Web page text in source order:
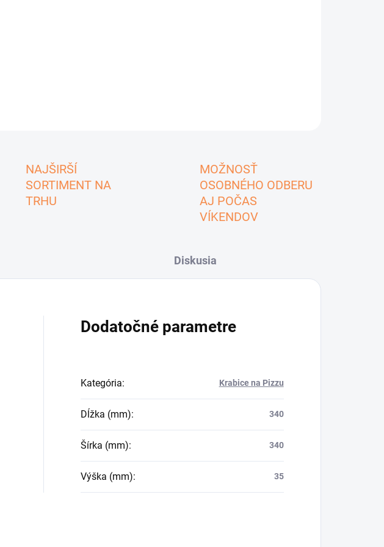
NAJŠIRŠÍ
SORTIMENT NA
TRHU
MOŽNOSŤ
OSOBNÉHO ODBERU
AJ POČAS
VÍKENDOV
Diskusia
Dodatočné parametre
Kategória: Krabice na Pizzu
Dĺžka (mm): 340
Šírka (mm): 340
Výška (mm): 35